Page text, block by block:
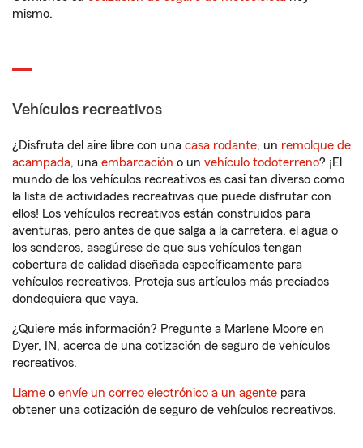
mismo.
Vehículos recreativos
¿Disfruta del aire libre con una casa rodante, un remolque de
acampada, una embarcación o un vehículo todoterreno? ¡El
mundo de los vehículos recreativos es casi tan diverso como
la lista de actividades recreativas que puede disfrutar con
ellos! Los vehículos recreativos están construidos para
aventuras, pero antes de que salga a la carretera, el agua o
los senderos, asegúrese de que sus vehículos tengan
cobertura de calidad diseñada específicamente para
vehículos recreativos. Proteja sus artículos más preciados
dondequiera que vaya.
¿Quiere más información? Pregunte a Marlene Moore en
Dyer, IN, acerca de una cotización de seguro de vehículos
recreativos.
Llame o envíe un correo electrónico a un agente para
obtener una cotización de seguro de vehículos recreativos.